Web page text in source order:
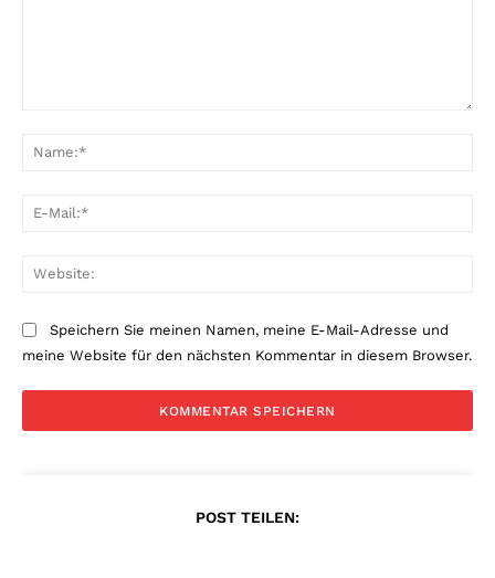
Speichern Sie meinen Namen, meine E-Mail-Adresse und
meine Website für den nächsten Kommentar in diesem Browser.
POST TEILEN: